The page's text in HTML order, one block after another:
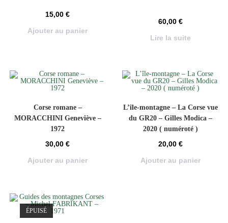
15,00€
Ajouter au panier
60,00 €
Lire la suite
Corse romane –
MORACCHINI Geneviève –
1972
30,00€
Ajouter au panier
L’île-montagne – La Corse vue
du GR20 – Gilles Modica –
2020 ( numéroté )
20,00 €
Ajouter au panier
ÉPUISÉ